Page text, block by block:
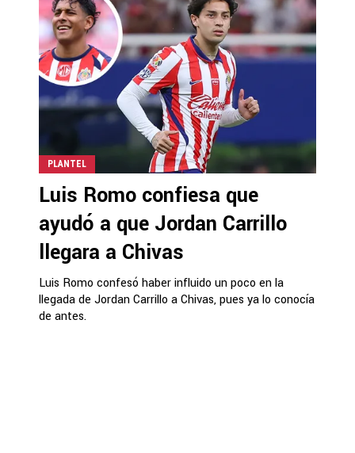
PLANTEL
Luis Romo confiesa que
ayudó a que Jordan Carrillo
llegara a Chivas
Luis Romo confesó haber influido un poco en la
llegada de Jordan Carrillo a Chivas, pues ya lo conocía
de antes.